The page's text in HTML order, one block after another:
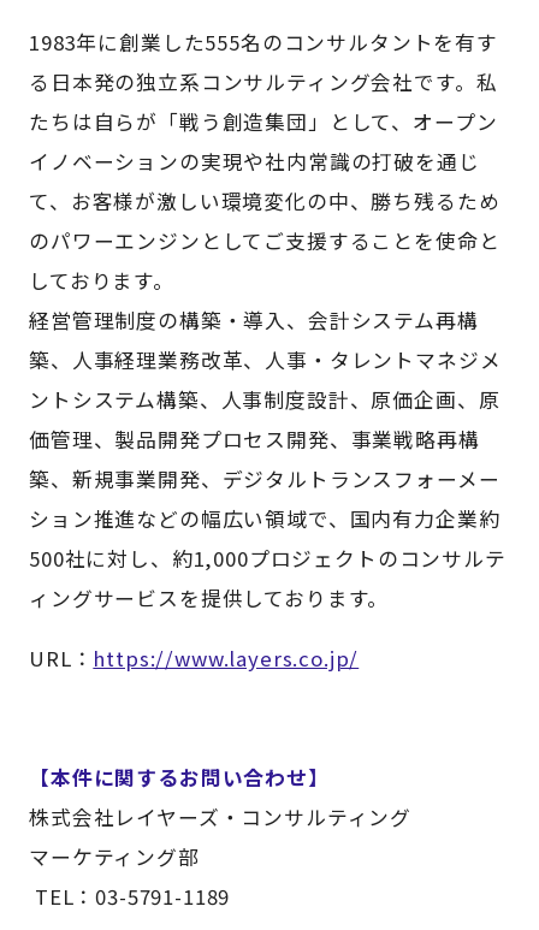
1983年に創業した555名のコンサルタントを有す
る日本発の独立系コンサルティング会社です。私
たちは自らが「戦う創造集団」として、オープン
イノベーションの実現や社内常識の打破を通じ
て、お客様が激しい環境変化の中、勝ち残るため
のパワーエンジンとしてご支援することを使命と
しております。
経営管理制度の構築・導入、会計システム再構
築、人事経理業務改革、人事・タレントマネジメ
ントシステム構築、人事制度設計、原価企画、原
価管理、製品開発プロセス開発、事業戦略再構
築、新規事業開発、デジタルトランスフォーメー
ション推進などの幅広い領域で、国内有力企業約
500社に対し、約1,000プロジェクトのコンサルテ
ィングサービスを提供しております。
URL： https://www.layers.co.jp/
【本件に関するお問い合わせ】
株式会社レイヤーズ・コンサルティング
マーケティング部
TEL：03-5791-1189